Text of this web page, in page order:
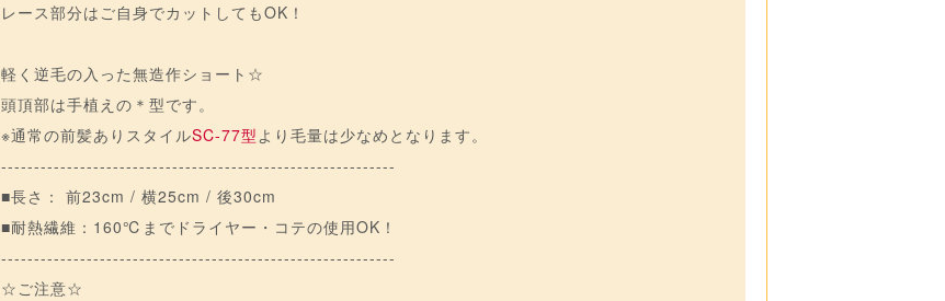
レース部分はご自身でカットしてもOK！
軽く逆毛の入った無造作ショート☆
頭頂部は手植えの＊型です。
※通常の前髪ありスタイルSC-77型より毛量は少なめとなります。
------------------------------------------------------------
■長さ： 前23cm / 横25cm / 後30cm
■耐熱繊維：160℃までドライヤー・コテの使用OK！
------------------------------------------------------------
☆ご注意☆